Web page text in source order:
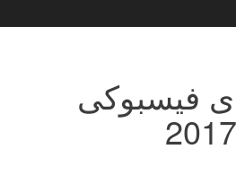
فیسبوکی
2017